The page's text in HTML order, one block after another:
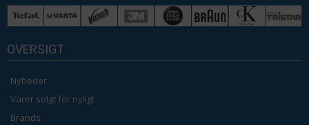
OVERSIGT
Nyheder
Varer solgt for nyligt
Brands